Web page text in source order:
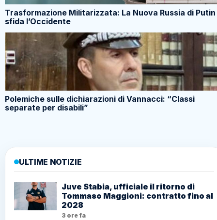
Trasformazione Militarizzata: La Nuova Russia di Putin
sfida l’Occidente
Polemiche sulle dichiarazioni di Vannacci: “Classi
separate per disabili”
ULTIME NOTIZIE
Juve Stabia, ufficiale il ritorno di
Tommaso Maggioni: contratto fino al
2028
3 ore fa